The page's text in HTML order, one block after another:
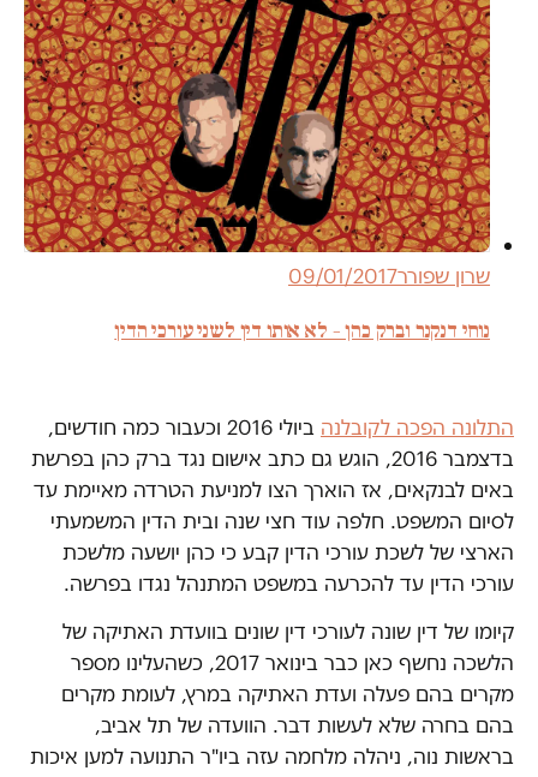
שרון שפורר09/01/2017
נוחי דנקנר וברק כהן – לא אותו דין לשני עורכי הדין
התלונה הפכה לקובלנה
ביולי 2016 וכעבור כמה חודשים,
בדצמבר 2016, הוגש גם כתב אישום נגד ברק כהן בפרשת
באים לבנקאים, אז הוארך הצו למניעת הטרדה מאיימת עד
לסיום המשפט. חלפה עוד חצי שנה ובית הדין המשמעתי
הארצי של לשכת עורכי הדין קבע כי כהן יושעה מלשכת
עורכי הדין עד להכרעה במשפט המתנהל נגדו בפרשה.
קיומו של דין שונה לעורכי דין שונים בוועדת האתיקה של
הלשכה נחשף כאן כבר בינואר 2017, כשהעלינו מספר
מקרים בהם פעלה ועדת האתיקה במרץ, לעומת מקרים
בהם בחרה שלא לעשות דבר. הוועדה של תל אביב,
בראשות נוה, ניהלה מלחמה עזה ביו"ר התנועה למען איכות